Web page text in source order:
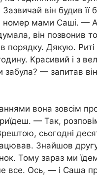
він будив
номер мами Саші. —
він позвонив
Дякую.
Красивий і з
— запитав
вона зовсім
— Так,
сьогодні
Знайшов другу
Тому зараз ми
все. Ось, — і Саша